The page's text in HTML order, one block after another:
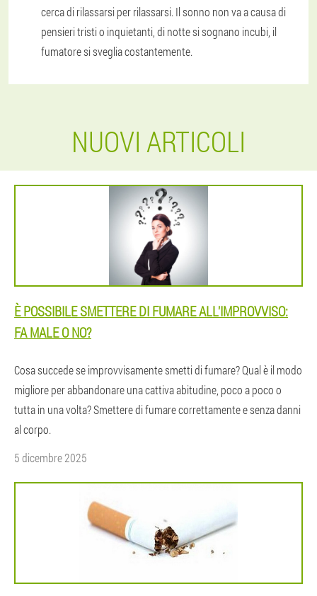
cerca di rilassarsi per rilassarsi. Il sonno non va a causa di
pensieri tristi o inquietanti, di notte si sognano incubi, il
fumatore si sveglia costantemente.
NUOVI ARTICOLI
È POSSIBILE SMETTERE DI FUMARE ALL'IMPROVVISO:
FA MALE O NO?
Cosa succede se improvvisamente smetti di fumare? Qual è il modo
migliore per abbandonare una cattiva abitudine, poco a poco o
tutta in una volta? Smettere di fumare correttamente e senza danni
al corpo.
5 dicembre 2025